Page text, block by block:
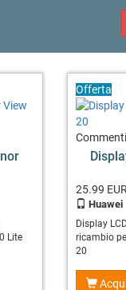
Lite
Offerta
25.99 EUR
Huawei
Display
ricambio
20